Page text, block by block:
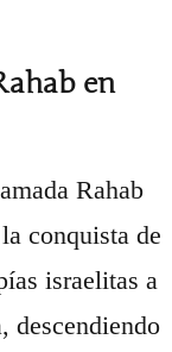
en
Rahab
conquista de
israelitas a
descendiendo